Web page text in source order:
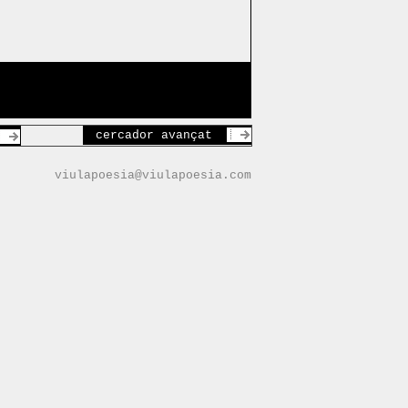
cercador avançat
viulapoesia@viulapoesia.com